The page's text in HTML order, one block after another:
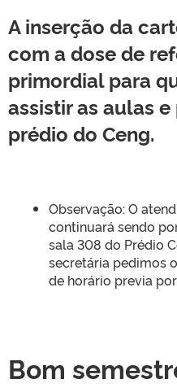
A inserção da
com a dose de
primordial para
assistir as aulas
prédio do Ceng.
Observação: O
continuará sendo
sala 308 do Prédio
secretária pedimos
de horário previa
Bom